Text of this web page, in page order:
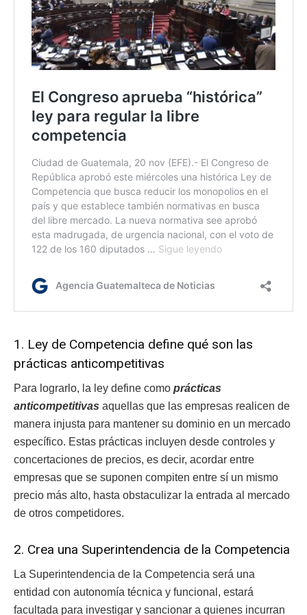
1. Ley de Competencia define qué son las
prácticas anticompetitivas
Para lograrlo, la ley define como prácticas
anticompetitivas aquellas que las empresas realicen de
manera injusta para mantener su dominio en un mercado
específico. Estas prácticas incluyen desde controles y
concertaciones de precios, es decir, acordar entre
empresas que se suponen compiten entre sí un mismo
precio más alto, hasta obstaculizar la entrada al mercado
de otros competidores.
2. Crea una Superintendencia de la Competencia
La Superintendencia de la Competencia será una
entidad con autonomía técnica y funcional, estará
facultada para investigar y sancionar a quienes incurran